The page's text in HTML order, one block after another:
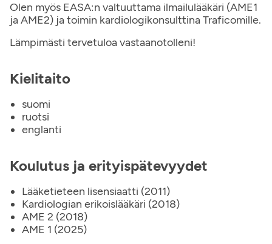
Olen myös EASA:n valtuuttama ilmailulääkäri (AME1
ja AME2) ja toimin kardiologikonsulttina Traficomille.
Lämpimästi tervetuloa vastaanotolleni!
Kielitaito
suomi
ruotsi
englanti
Koulutus ja erityispätevyydet
Lääketieteen lisensiaatti (2011)
Kardiologian erikoislääkäri (2018)
AME 2 (2018)
AME 1 (2025)